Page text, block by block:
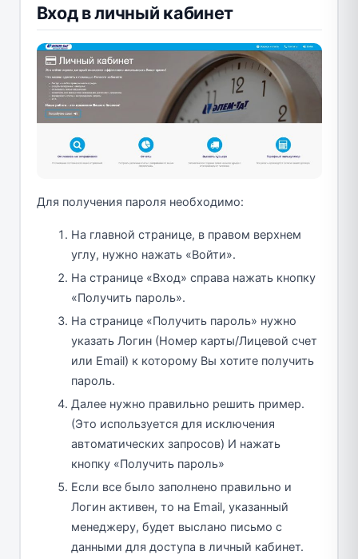
Вход в личный кабинет
Для получения пароля необходимо:
На главной странице, в правом верхнем
углу, нужно нажать «Войти».
На странице «Вход» справа нажать кнопку
«Получить пароль».
На странице «Получить пароль» нужно
указать Логин (Номер карты/Лицевой счет
или Email) к которому Вы хотите получить
пароль.
Далее нужно правильно решить пример.
(Это используется для исключения
автоматических запросов) И нажать
кнопку «Получить пароль»
Если все было заполнено правильно и
Логин активен, то на Email, указанный
менеджеру, будет выслано письмо с
данными для доступа в личный кабинет.